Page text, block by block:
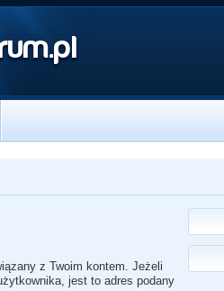
z Twoim kontem. Jeżeli
jest to adres podany